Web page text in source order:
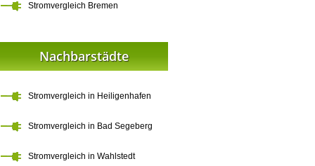
Stromvergleich Bremen
Nachbarstädte
Stromvergleich in Heiligenhafen
Stromvergleich in Bad Segeberg
Stromvergleich in Wahlstedt